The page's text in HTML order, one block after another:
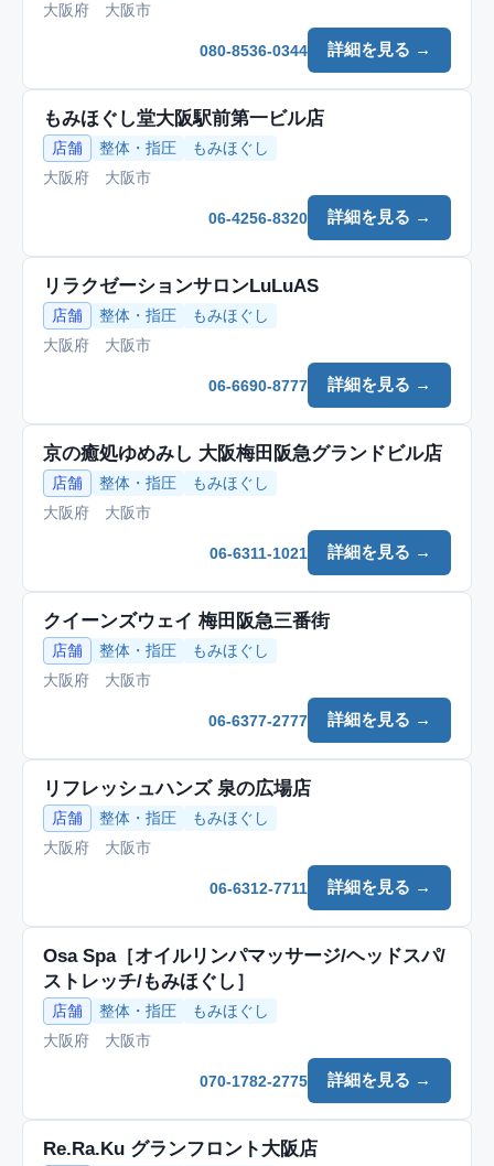
大阪府 大阪市
詳細を見る →
080-8536-0344
もみほぐし堂大阪駅前第一ビル店
店舗 整体・指圧
もみほぐし
大阪府 大阪市
詳細を見る →
06-4256-8320
リラクゼーションサロンLuLuAS
店舗 整体・指圧
もみほぐし
大阪府 大阪市
詳細を見る →
06-6690-8777
京の癒処ゆめみし 大阪梅田阪急グランドビル店
店舗 整体・指圧
もみほぐし
大阪府 大阪市
詳細を見る →
06-6311-1021
クイーンズウェイ 梅田阪急三番街
店舗 整体・指圧
もみほぐし
大阪府 大阪市
詳細を見る →
06-6377-2777
リフレッシュハンズ 泉の広場店
店舗 整体・指圧
もみほぐし
大阪府 大阪市
詳細を見る →
06-6312-7711
Osa Spa［オイルリンパマッサージ/ヘッドスパ/
ストレッチ/もみほぐし］
店舗 整体・指圧
もみほぐし
大阪府 大阪市
詳細を見る →
070-1782-2775
Re.Ra.Ku グランフロント大阪店